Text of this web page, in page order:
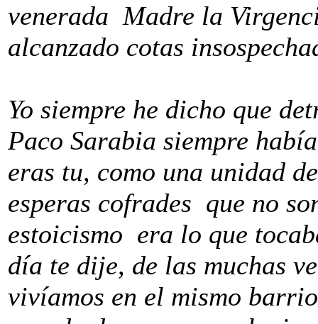
venerada Madre la
alcanzado cotas
Yo siempre he dicho que
Paco Sarabia siempre
eras tu, como una unidad
esperas cofrades que no
estoicismo era lo que
día te dije, de las muchas
vivíamos en el mismo